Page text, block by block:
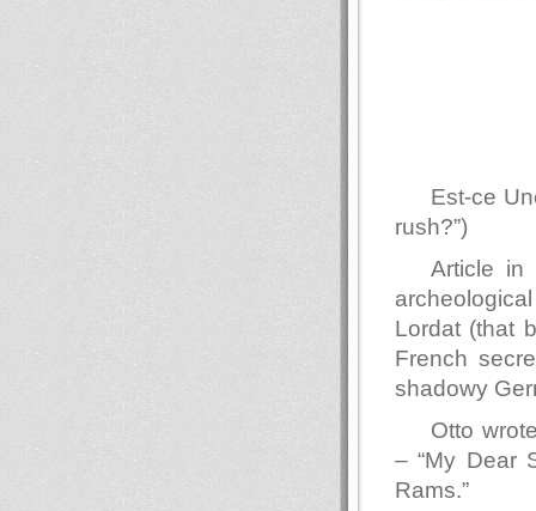
Est-ce
rush?”)
Article in
Lordat (that
French
shadowy
Otto
– “My Dear
Rams.”